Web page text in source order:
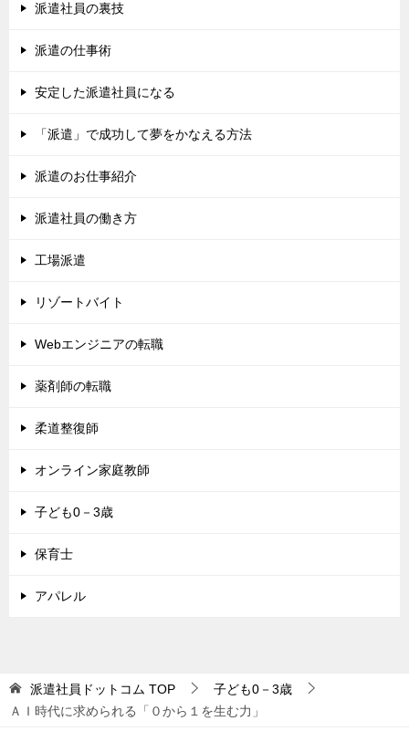
派遣社員の裏技
派遣の仕事術
安定した派遣社員になる
「派遣」で成功して夢をかなえる方法
派遣のお仕事紹介
派遣社員の働き方
工場派遣
リゾートバイト
Webエンジニアの転職
薬剤師の転職
柔道整復師
オンライン家庭教師
子ども0－3歳
保育士
アパレル
派遣社員ドットコム TOP
子ども0－3歳
ＡＩ時代に求められる「０から１を生む力」